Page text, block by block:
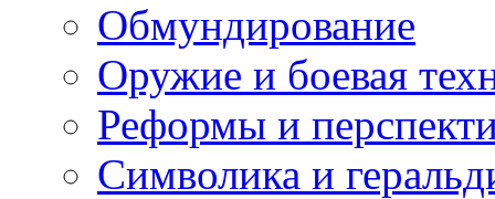
Обмундирование
Оружие и боевая
Реформы и
Символика и